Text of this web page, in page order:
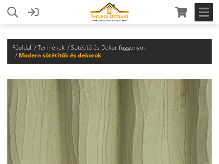
Főoldal Termékek
Sötétítő és Dekor függönyök
Modern sötétítők és dekorok